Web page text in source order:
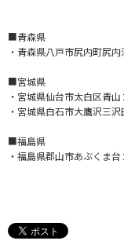
■青森県
・青森県八戸市尻内町尻
■宮城県
・宮城県仙台市太白区青
・宮城県白石市大鷹沢三
■福島県
・福島県郡山市あぶくま